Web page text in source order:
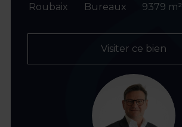
Roubaix Bureaux 9379 m²
Visiter ce bien